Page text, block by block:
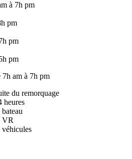
à 7h pm
pm
pm
pm
am à 7h pm
du remorquage
heures
VR
véhicules